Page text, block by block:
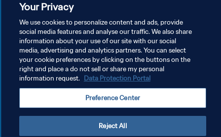
プライバシーポリシー
サービス利用規約
クッキー設定の管理
Copyright © 1994 - 2026 FIFA. All rights reserved.
Your Privacy
We use cookies to personalize content and ads, provide
social media features and analyse our traffic. We also share
information about your use of our site with our social
media, advertising and analytics partners. You can select
your cookie preferences by clicking on the buttons on the
right and place a do not sell or share my personal
information request. Data Protection Portal
Preference Center
Reject All